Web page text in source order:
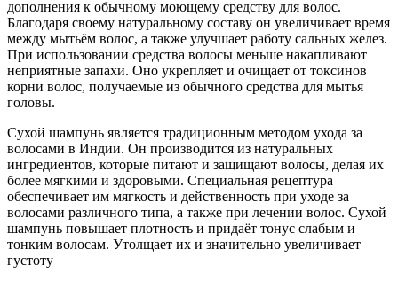
дополнения к обычному моющему средству для волос.
Благодаря своему натуральному составу он увеличивает время
между мытьём волос, а также улучшает работу сальных желез.
При использовании средства волосы меньше накапливают
неприятные запахи. Оно укрепляет и очищает от токсинов
корни волос, получаемые из обычного средства для мытья
головы.
Сухой шампунь является традиционным методом ухода за
волосами в Индии. Он производится из натуральных
ингредиентов, которые питают и защищают волосы, делая их
более мягкими и здоровыми. Специальная рецептура
обеспечивает им мягкость и действенность при уходе за
волосами различного типа, а также при лечении волос. Сухой
шампунь повышает плотность и придаёт тонус слабым и
тонким волосам. Утолщает их и значительно увеличивает
густоту